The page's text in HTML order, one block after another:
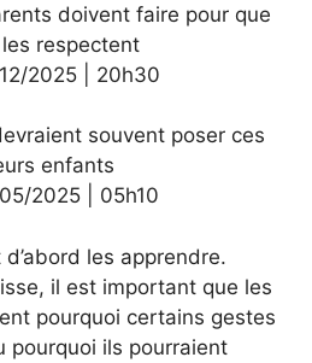
doivent faire pour que
respectent
2025 20h30
souvent poser ces
enfants
2025 05h10
les apprendre.
il est important que les
pourquoi certains gestes
pourquoi ils pourraient